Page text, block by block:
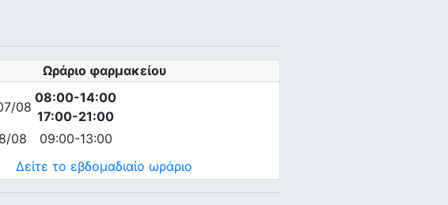
Ωράριο φαρμακείου
08
08:00-14:00
17:00-21:00
08
09:00-13:00
Δείτε το εβδομαδιαίο ωράριο